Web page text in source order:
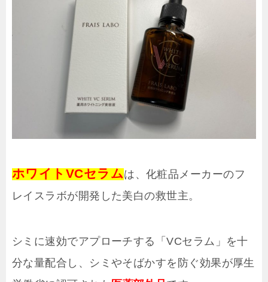
ホワイトVCセラムは、化粧品メーカーのフ
レイスラボが開発した美白の救世主。
シミに速効でアプローチする「VCセラム」を十
分な量配合し、シミやそばかすを防ぐ効果が厚生